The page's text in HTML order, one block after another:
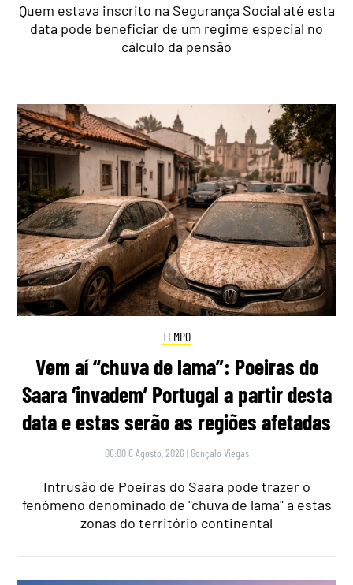
Quem estava inscrito na Segurança Social até esta
data pode beneficiar de um regime especial no
cálculo da pensão
TEMPO
Vem aí “chuva de lama”: Poeiras do
Saara ‘invadem’ Portugal a partir desta
data e estas serão as regiões afetadas
06:00 6 Agosto, 2026 | Gonçalo Viegas
Intrusão de Poeiras do Saara pode trazer o
fenómeno denominado de "chuva de lama" a estas
zonas do território continental